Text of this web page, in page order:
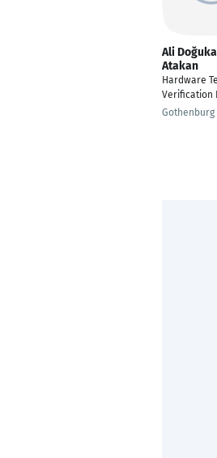
Ali
Atakan
Hardware
Verification
Gothenburg